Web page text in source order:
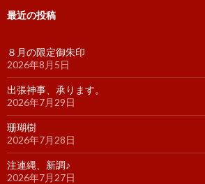
最近の投稿
８月の限定御朱印
2026年8月5日
出張神事、承ります。
2026年7月29日
珊瑚樹
2026年7月28日
注連縄、新調♪
2026年7月27日